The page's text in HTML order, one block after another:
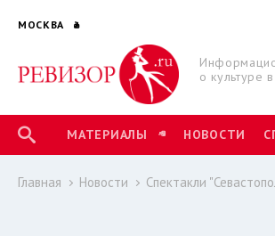
МОСКВА
о культуре
МАТЕРИАЛЫ НОВОСТИ
Главная Новости Спектакли